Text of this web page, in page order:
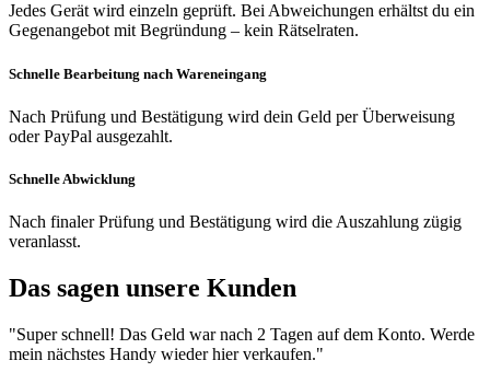
Jedes Gerät wird einzeln geprüft. Bei Abweichungen erhältst du ein
Gegenangebot mit Begründung – kein Rätselraten.
Schnelle Bearbeitung nach Wareneingang
Nach Prüfung und Bestätigung wird dein Geld per Überweisung
oder PayPal ausgezahlt.
Schnelle Abwicklung
Nach finaler Prüfung und Bestätigung wird die Auszahlung zügig
veranlasst.
Das sagen unsere Kunden
"Super schnell! Das Geld war nach 2 Tagen auf dem Konto. Werde
mein nächstes Handy wieder hier verkaufen."